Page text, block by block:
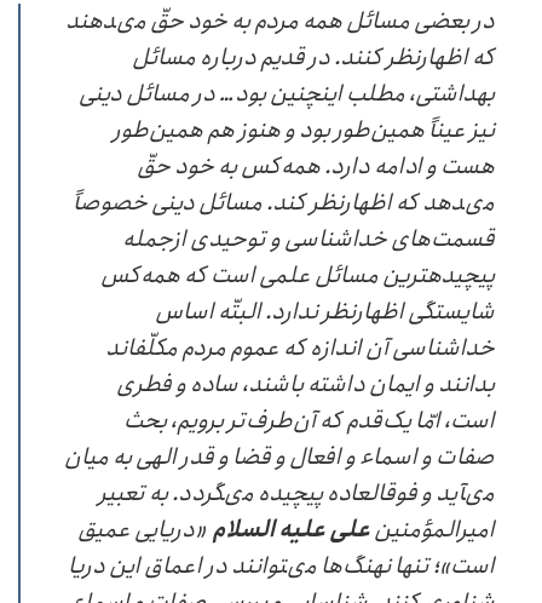
در بعضى مسائل همه مردم به خود حقّ مى‏دهند
که اظهارنظر کنند. در قدیم درباره مسائل
بهداشتى، مطلب این‏چنین بود… در مسائل دینى
نیز عیناً همین‌طور بود و هنوز هم همین‌طور
هست و ادامه دارد. همه‌کس به خود حقّ
مى‏دهد که اظهارنظر کند. مسائل دینى خصوصاً
قسمت‌های خداشناسى و توحیدى ازجمله
پیچیده‏ترین مسائل علمى است که همه‌کس
شایستگى اظهارنظر ندارد. البتّه اساس
خداشناسى آن اندازه که عموم مردم مکلّف‏اند
بدانند و ایمان داشته باشند، ساده و فطرى
است، امّا یک‌قدم که آن‌طرف‌تر برویم، بحث
صفات و اسماء و افعال و قضا و قدر الهى به میان
مى‏آید و فوق‏العاده پیچیده مى‏گردد. به تعبیر
امیرالمؤمنینعلى علیه السلام«دریایى عمیق
است»؛ تنها نهنگ‌ها مى‏توانند در اعماق این دریا